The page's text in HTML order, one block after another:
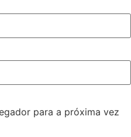
para a próxima vez